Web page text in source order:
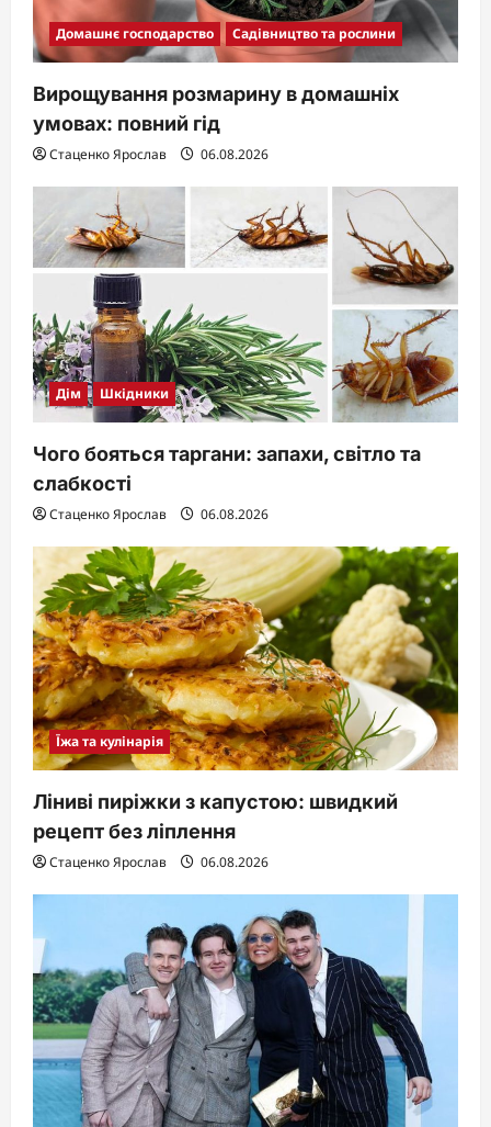
Домашнє господарство Садівництво та рослини
Вирощування розмарину в домашніх
умовах: повний гід
Стаценко Ярослав 06.08.2026
Дім Шкідники
Чого бояться таргани: запахи, світло та
слабкості
Стаценко Ярослав 06.08.2026
Їжа та кулінарія
Ліниві пиріжки з капустою: швидкий
рецепт без ліплення
Стаценко Ярослав 06.08.2026